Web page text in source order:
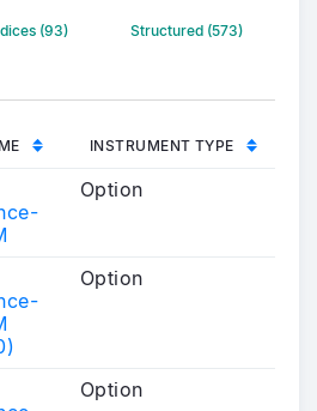
(93) Structured (573)
INSTRUMENT TYPE
Option
Option
Option